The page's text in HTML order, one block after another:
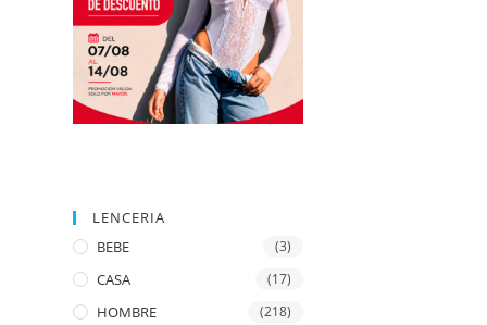
LENCERIA
BEBE
(3)
CASA (17)
HOMBRE (218)